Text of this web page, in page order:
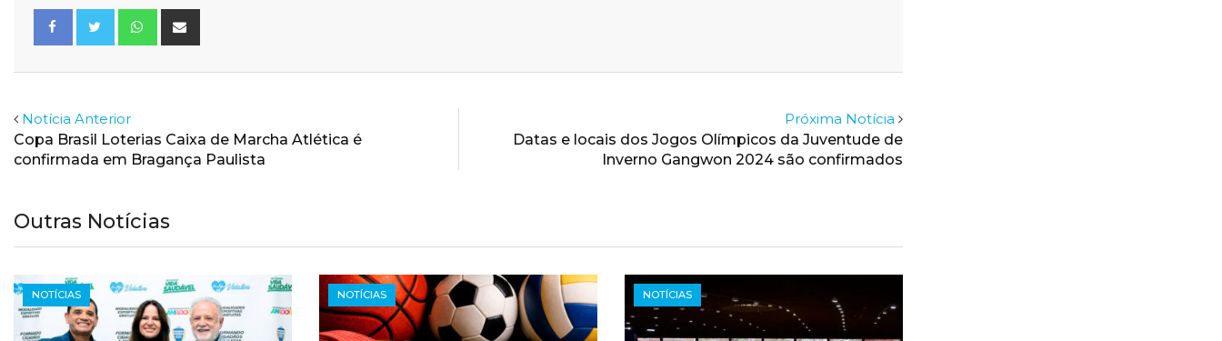
Whatsapp
Notícia Anterior
Copa Brasil Loterias Caixa de Marcha Atlética é
confirmada em Bragança Paulista
Próxima Notícia
Datas e locais dos Jogos Olímpicos da Juventude de
Inverno Gangwon 2024 são confirmados
Outras Notícias
NOTÍCIAS NOTÍCIAS NOTÍCIAS